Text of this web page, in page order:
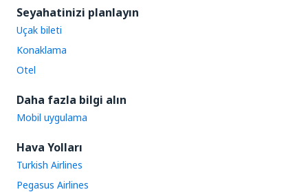
Seyahatinizi planlayın
Uçak bileti
Konaklama
Otel
Daha fazla bilgi alın
Mobil uygulama
Hava Yolları
Turkish Airlines
Pegasus Airlines